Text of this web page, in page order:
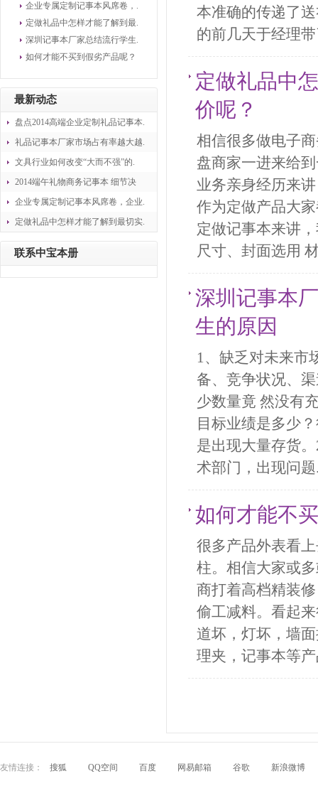
企业专属定制记事本风席卷，.
定做礼品中怎样才能了解到最.
深圳记事本厂家总结流行学生.
如何才能不买到假劣产品呢？
最新动态
盘点2014高端企业定制礼品记事本.
礼品记事本厂家市场占有率越大越.
文具行业如何改变“大而不强”的.
2014端午礼物商务记事本 细节决
企业专属定制记事本风席卷，企业.
定做礼品中怎样才能了解到最切实.
联系中宝本册
本准确的传递了
的前几天于经理
定做礼品中
价呢？
相信很多做电子
盘商家一进来给
业务亲身经历来
作为定做产品大
定做记事本来讲
尺寸、封面选用
深圳记事本
生的原因
1、缺乏对未来市
备、竞争状况、
少数量竟 然没有
目标业绩是多少
是出现大量存货
术部门，出现问
如何才能不
很多产品外表看
柱。相信大家或
商打着高档精装
偷工减料。看起
道坏，灯坏，墙
理夹，记事本等
友情连接： 搜狐 QQ空间 百度 网易邮箱 谷歌 新浪微博